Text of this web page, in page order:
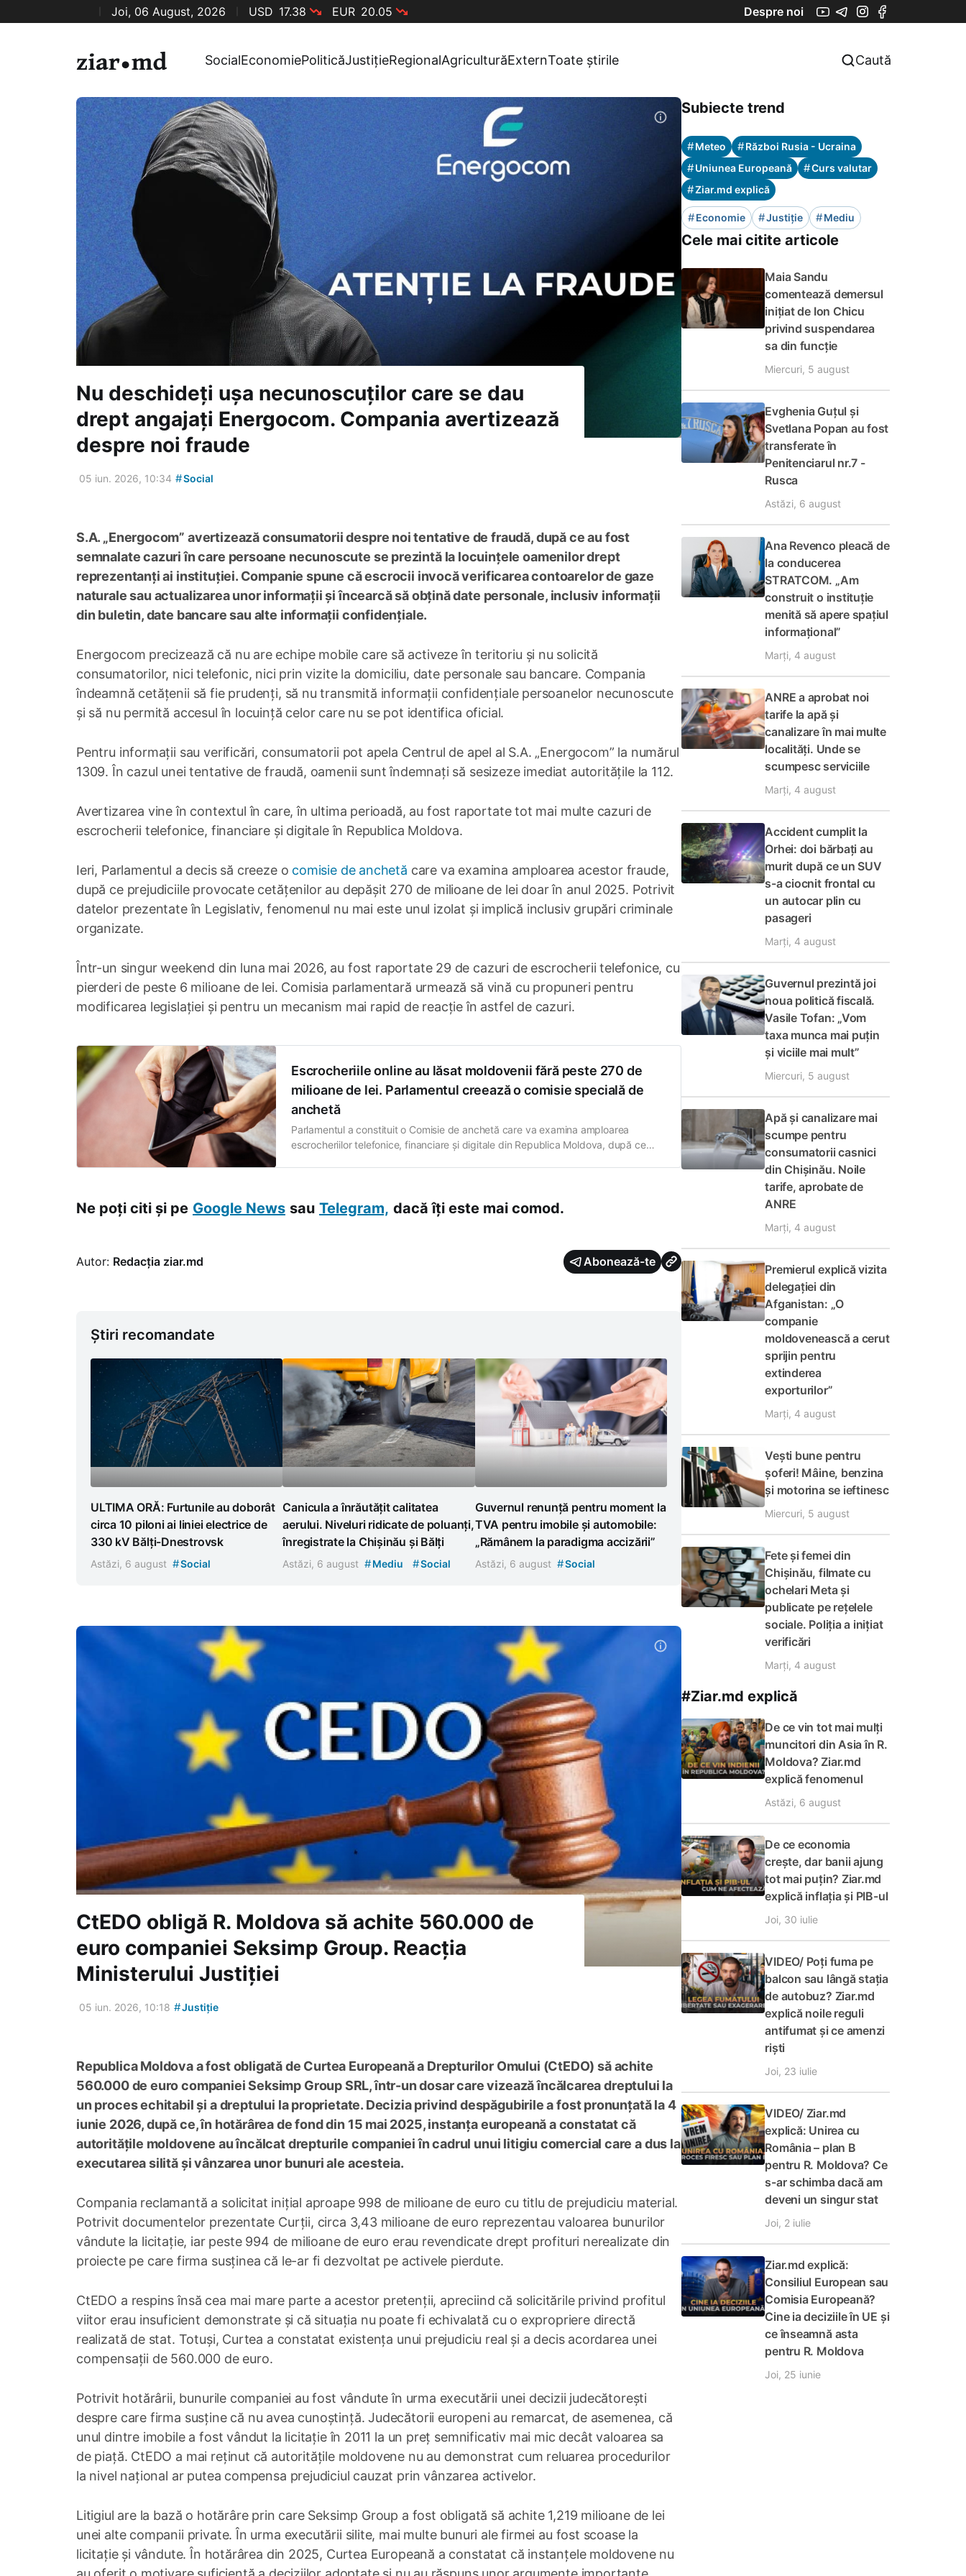
Joi, 06 August, 2026 USD 17.38 EUR 20.05 Despre noi
SocialEconomiePoliticăJustițieRegionalAgriculturăExternToate știrile Caută
Nu deschideți ușa necunoscuților care se dau
drept angajați Energocom. Compania avertizează
despre noi fraude
05 iun. 2026, 10:34 #Social
S.A. „Energocom” avertizează consumatorii despre noi tentative de fraudă, după ce au fost
semnalate cazuri în care persoane necunoscute se prezintă la locuințele oamenilor drept
reprezentanți ai instituției. Companie spune că escrocii invocă verificarea contoarelor de gaze
naturale sau actualizarea unor informații și încearcă să obțină date personale, inclusiv informații
din buletin, date bancare sau alte informații confidențiale.
Energocom precizează că nu are echipe mobile care să activeze în teritoriu și nu solicită
consumatorilor, nici telefonic, nici prin vizite la domiciliu, date personale sau bancare. Compania
îndeamnă cetățenii să fie prudenți, să nu transmită informații confidențiale persoanelor necunoscute
și să nu permită accesul în locuință celor care nu se pot identifica oficial.
Pentru informații sau verificări, consumatorii pot apela Centrul de apel al S.A. „Energocom” la numărul
1309. În cazul unei tentative de fraudă, oamenii sunt îndemnați să sesizeze imediat autoritățile la 112.
Avertizarea vine în contextul în care, în ultima perioadă, au fost raportate tot mai multe cazuri de
escrocherii telefonice, financiare și digitale în Republica Moldova.
Ieri, Parlamentul a decis să creeze o comisie de anchetă care va examina amploarea acestor fraude,
după ce prejudiciile provocate cetățenilor au depășit 270 de milioane de lei doar în anul 2025. Potrivit
datelor prezentate în Legislativ, fenomenul nu mai este unul izolat și implică inclusiv grupări criminale
organizate.
Într-un singur weekend din luna mai 2026, au fost raportate 29 de cazuri de escrocherii telefonice, cu
pierderi de peste 6 milioane de lei. Comisia parlamentară urmează să vină cu propuneri pentru
modificarea legislației și pentru un mecanism mai rapid de reacție în astfel de cazuri.
Escrocheriile online au lăsat moldovenii fără peste 270 de
milioane de lei. Parlamentul creează o comisie specială de
anchetă
Parlamentul a constituit o Comisie de anchetă care va examina amploarea
escrocheriilor telefonice, financiare și digitale din Republica Moldova, după ce
Ne poți citi și pe Google News sau Telegram, dacă îți este mai comod.
Autor: Redacția ziar.md Abonează-te
Știri recomandate
ULTIMA ORĂ: Furtunile au doborât
circa 10 piloni ai liniei electrice de
330 kV Bălți-Dnestrovsk
Astăzi, 6 august #Social
Canicula a înrăutățit calitatea
aerului. Niveluri ridicate de poluanți,
înregistrate la Chișinău și Bălți
Astăzi, 6 august #Mediu #Social
Guvernul renunță pentru moment la
TVA pentru imobile și automobile:
„Rămânem la paradigma accizării”
Astăzi, 6 august #Social
CtEDO obligă R. Moldova să achite 560.000 de
euro companiei Seksimp Group. Reacția
Ministerului Justiției
05 iun. 2026, 10:18 #Justiție
Republica Moldova a fost obligată de Curtea Europeană a Drepturilor Omului (CtEDO) să achite
560.000 de euro companiei Seksimp Group SRL, într-un dosar care vizează încălcarea dreptului la
un proces echitabil și a dreptului la proprietate. Decizia privind despăgubirile a fost pronunțată la 4
iunie 2026, după ce, în hotărârea de fond din 15 mai 2025, instanța europeană a constatat că
autoritățile moldovene au încălcat drepturile companiei în cadrul unui litigiu comercial care a dus la
executarea silită și vânzarea unor bunuri ale acesteia.
Compania reclamantă a solicitat inițial aproape 998 de milioane de euro cu titlu de prejudiciu material.
Potrivit documentelor prezentate Curții, circa 3,43 milioane de euro reprezentau valoarea bunurilor
vândute la licitație, iar peste 994 de milioane de euro erau revendicate drept profituri nerealizate din
proiecte pe care firma susținea că le-ar fi dezvoltat pe activele pierdute.
CtEDO a respins însă cea mai mare parte a acestor pretenții, apreciind că solicitările privind profitul
viitor erau insuficient demonstrate și că situația nu poate fi echivalată cu o expropriere directă
realizată de stat. Totuși, Curtea a constatat existența unui prejudiciu real și a decis acordarea unei
compensații de 560.000 de euro.
Potrivit hotărârii, bunurile companiei au fost vândute în urma executării unei decizii judecătorești
despre care firma susține că nu avea cunoștință. Judecătorii europeni au remarcat, de asemenea, că
unul dintre imobile a fost vândut la licitație în 2011 la un preț semnificativ mai mic decât valoarea sa
de piață. CtEDO a mai reținut că autoritățile moldovene nu au demonstrat cum reluarea procedurilor
la nivel național ar putea compensa prejudiciul cauzat prin vânzarea activelor.
Litigiul are la bază o hotărâre prin care Seksimp Group a fost obligată să achite 1,219 milioane de lei
unei alte companii private. În urma executării silite, mai multe bunuri ale firmei au fost scoase la
licitație și vândute. În hotărârea din 2025, Curtea Europeană a constatat că instanțele moldovene nu
Subiecte trend
#Meteo #Război Rusia - Ucraina
#Uniunea Europeană #Curs valutar
#Ziar.md explică
#Economie #Justiție #Mediu
Cele mai citite articole
Maia Sandu
comentează demersul
inițiat de Ion Chicu
privind suspendarea
sa din funcție
Miercuri, 5 august
Evghenia Guțul și
Svetlana Popan au fost
transferate în
Penitenciarul nr.7 -
Rusca
Astăzi, 6 august
Ana Revenco pleacă de
la conducerea
STRATCOM. „Am
construit o instituție
menită să apere spațiul
informațional”
Marți, 4 august
ANRE a aprobat noi
tarife la apă și
canalizare în mai multe
localități. Unde se
scumpesc serviciile
Marți, 4 august
Accident cumplit la
Orhei: doi bărbați au
murit după ce un SUV
s-a ciocnit frontal cu
un autocar plin cu
pasageri
Marți, 4 august
Guvernul prezintă joi
noua politică fiscală.
Vasile Tofan: „Vom
taxa munca mai puțin
și viciile mai mult”
Miercuri, 5 august
Apă și canalizare mai
scumpe pentru
consumatorii casnici
din Chișinău. Noile
tarife, aprobate de
ANRE
Marți, 4 august
Premierul explică vizita
delegației din
Afganistan: „O
companie
moldovenească a cerut
sprijin pentru
extinderea
exporturilor”
Marți, 4 august
Vești bune pentru
șoferi! Mâine, benzina
și motorina se ieftinesc
Miercuri, 5 august
Fete și femei din
Chișinău, filmate cu
ochelari Meta și
publicate pe rețelele
sociale. Poliția a inițiat
verificări
Marți, 4 august
#Ziar.md explică
De ce vin tot mai mulți
muncitori din Asia în R.
Moldova? Ziar.md
explică fenomenul
Astăzi, 6 august
De ce economia
crește, dar banii ajung
tot mai puțin? Ziar.md
explică inflația și PIB-ul
Joi, 30 iulie
VIDEO/ Poți fuma pe
balcon sau lângă stația
de autobuz? Ziar.md
explică noile reguli
antifumat și ce amenzi
riști
Joi, 23 iulie
VIDEO/ Ziar.md
explică: Unirea cu
România – plan B
pentru R. Moldova? Ce
s-ar schimba dacă am
deveni un singur stat
Joi, 2 iulie
Ziar.md explică:
Consiliul European sau
Comisia Europeană?
Cine ia deciziile în UE și
ce înseamnă asta
pentru R. Moldova
Joi, 25 iunie